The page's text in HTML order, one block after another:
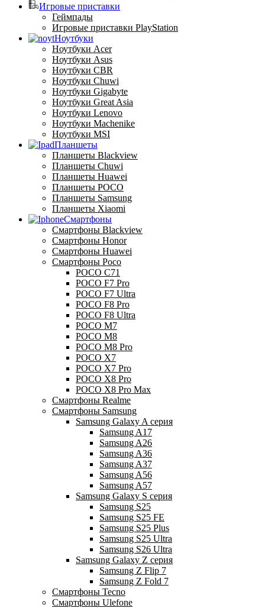
Игровые приставки
Геймпады
Игровые приставки PlayStation
Ноутбуки
Ноутбуки Acer
Ноутбуки Asus
Ноутбуки CBR
Ноутбуки Chuwi
Ноутбуки Gigabyte
Ноутбуки Great Asia
Ноутбуки Lenovo
Ноутбуки Machenike
Ноутбуки MSI
Планшеты
Планшеты Blackview
Планшеты Chuwi
Планшеты Huawei
Планшеты POCO
Планшеты Samsung
Планшеты Xiaomi
Смартфоны
Смартфоны Blackview
Смартфоны Honor
Смартфоны Huawei
Смартфоны Poco
POCO C71
POCO F7 Pro
POCO F7 Ultra
POCO F8 Pro
POCO F8 Ultra
POCO M7
POCO M8
POCO M8 Pro
POCO X7
POCO X7 Pro
POCO X8 Pro
POCO X8 Pro Max
Смартфоны Realme
Смартфоны Samsung
Samsung Galaxy A серия
Samsung A17
Samsung A26
Samsung A36
Samsung A37
Samsung A56
Samsung A57
Samsung Galaxy S серия
Samsung S25
Samsung S25 FE
Samsung S25 Plus
Samsung S25 Ultra
Samsung S26 Ultra
Samsung Galaxy Z серия
Samsung Z Flip 7
Samsung Z Fold 7
Смартфоны Tecno
Смартфоны Ulefone